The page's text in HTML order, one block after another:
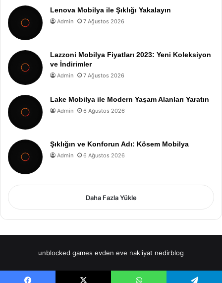
Lenova Mobilya ile Şıklığı Yakalayın
Admin 7 Ağustos 2026
Lazzoni Mobilya Fiyatları 2023: Yeni Koleksiyon
ve İndirimler
Admin 7 Ağustos 2026
Lake Mobilya ile Modern Yaşam Alanları Yaratın
Admin 6 Ağustos 2026
Şıklığın ve Konforun Adı: Kösem Mobilya
Admin 6 Ağustos 2026
Daha Fazla Yükle
unblocked games evden eve nakliyat nedirblog